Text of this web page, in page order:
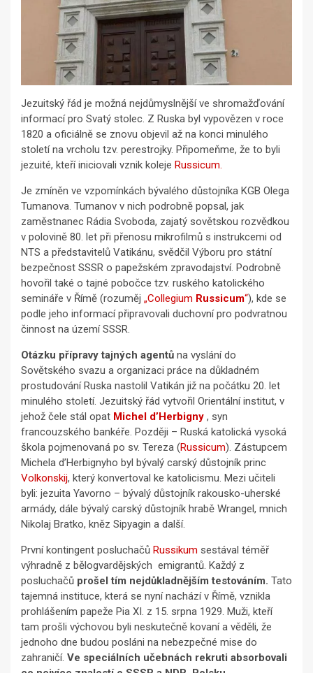
Jezuitský řád je možná nejdůmyslnější ve shromažďování
informací pro Svatý stolec. Z Ruska byl vypovězen v roce
1820 a oficiálně se znovu objevil až na konci minulého
století na vrcholu tzv. perestrojky. Připomeňme, že to byli
jezuité, kteří iniciovali vznik koleje Russicum.
Je zmíněn ve vzpomínkách bývalého důstojníka KGB Olega
Tumanova. Tumanov v nich podrobně popsal, jak
zaměstnanec Rádia Svoboda, zajatý sovětskou rozvědkou
v polovině 80. let při přenosu mikrofilmů s instrukcemi od
NTS a představitelů Vatikánu, svědčil Výboru pro státní
bezpečnost SSSR o papežském zpravodajství. Podrobně
hovořil také o tajné pobočce tzv. ruského katolického
semináře v Římě (rozuměj „Collegium Russicum“), kde se
podle jeho informací připravovali duchovní pro podvratnou
činnost na území SSSR.
Otázku přípravy tajných agentů na vyslání do
Sovětského svazu a organizaci práce na důkladném
prostudování Ruska nastolil Vatikán již na počátku 20. let
minulého století. Jezuitský řád vytvořil Orientální institut, v
jehož čele stál opat Michel d’Herbigny , syn
francouzského bankéře. Později – Ruská katolická vysoká
škola pojmenovaná po sv. Tereza (Russicum). Zástupcem
Michela d’Herbignyho byl bývalý carský důstojník princ
Volkonskij, který konvertoval ke katolicismu. Mezi učiteli
byli: jezuita Yavorno – bývalý důstojník rakousko-uherské
armády, dále bývalý carský důstojník hrabě Wrangel, mnich
Nikolaj Bratko, kněz Sipyagin a další.
První kontingent posluchačů Russikum sestával téměř
výhradně z bělogvardějských emigrantů. Každý z
posluchačů prošel tím nejdůkladnějším testováním. Tato
tajemná instituce, která se nyní nachází v Římě, vznikla
prohlášením papeže Pia XI. z 15. srpna 1929. Muži, kteří
tam prošli výchovou byli neskutečně kovaní a věděli, že
jednoho dne budou posláni na nebezpečné mise do
zahraničí. Ve speciálních učebnách rekruti absorbovali